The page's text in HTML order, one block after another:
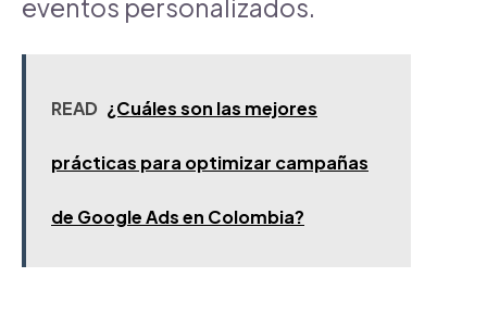
eventos personalizados.
READ ¿Cuáles son las mejores
prácticas para optimizar campañas
de Google Ads en Colombia?